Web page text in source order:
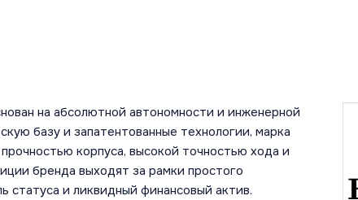
на абсолютной автономности и инженерной
базу и запатентованные технологии, марка
корпуса, высокой точностью хода и
бренда выходят за рамки простого
статуса и ликвидный финансовый актив.